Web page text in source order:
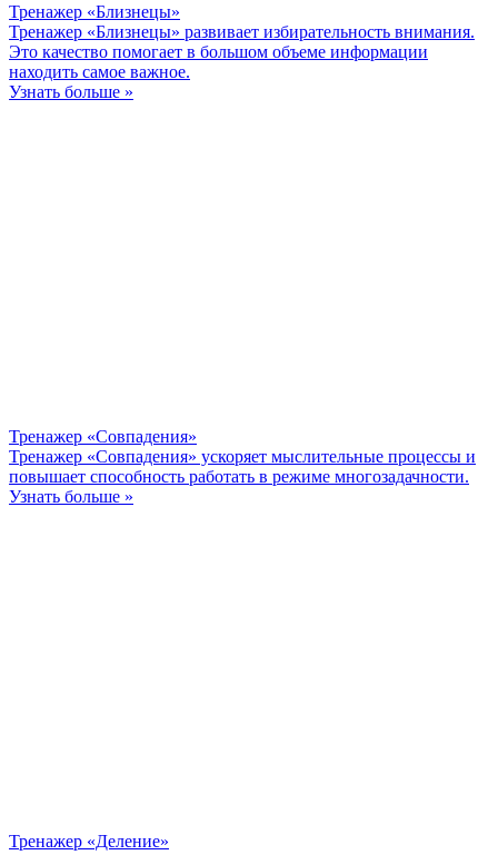
Тренажер «Близнецы»
Тренажер «Близнецы» развивает избирательность внимания.
Это качество помогает в большом объеме информации
находить самое важное.
Узнать больше »
Тренажер «Совпадения»
Тренажер «Совпадения» ускоряет мыслительные процессы и
повышает способность работать в режиме многозадачности.
Узнать больше »
Тренажер «Деление»